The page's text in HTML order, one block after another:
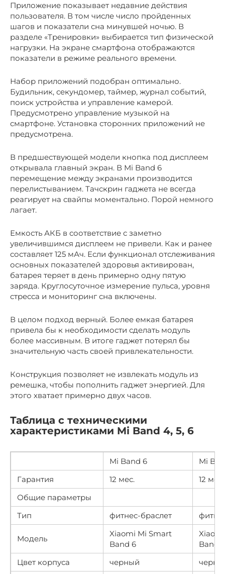
Приложение показывает недавние действия
пользователя. В том числе число пройденных
шагов и показатели сна минувшей ночью. В
разделе «Тренировки» выбирается тип физической
нагрузки. На экране смартфона отображаются
показатели в режиме реального времени.
Набор приложений подобран оптимально.
Будильник, секундомер, таймер, журнал событий,
поиск устройства и управление камерой.
Предусмотрено управление музыкой на
смартфоне. Установка сторонних приложений не
предусмотрена.
В предшествующей модели кнопка под дисплеем
открывала главный экран. В Mi Band 6
перемещение между экранами производится
перелистыванием. Тачскрин гаджета не всегда
реагирует на свайпы моментально. Порой немного
лагает.
Емкость АКБ в соответствие с заметно
увеличившимся дисплеем не привели. Как и ранее
составляет 125 мАч. Если функционал отслеживания
основных показателей здоровья активирован,
батарея теряет в день примерно одну пятую
заряда. Круглосуточное измерение пульса, уровня
стресса и мониторинг сна включены.
В целом подход верный. Более емкая батарея
привела бы к необходимости сделать модуль
более массивным. В итоге гаджет потерял бы
значительную часть своей привлекательности.
Конструкция позволяет не извлекать модуль из
ремешка, чтобы пополнить гаджет энергией. Для
этого хватает примерно двух часов.
Таблица с техническими
характеристиками Mi Band 4, 5, 6
Mi Band 6
Mi
Гарантия
12 мес.
12 мес.
Общие параметры
Тип
фитнес-браслет
Модель
Xiaomi Mi Smart
Band 6
Band 5
Цвет корпуса
черный